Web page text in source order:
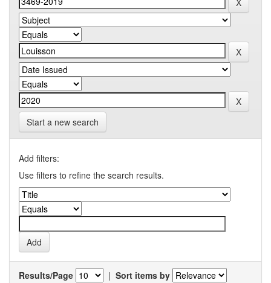
Start a new search
Add filters:
Use filters to refine the search results.
Results/Page | Sort items by